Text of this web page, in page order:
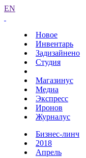
EN
Новое
Инвентарь
Задизайнено
Студия
Магазинус
Медиа
Экспресс
Иронов
Журналус
Бизнес-линч
2018
Апрель